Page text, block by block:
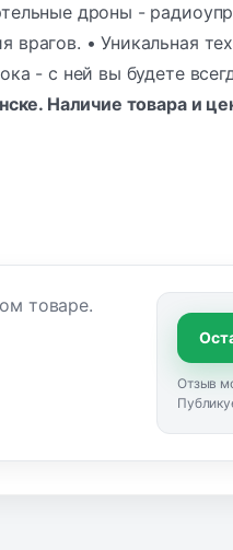
дроны -
• Уникальная
- с ней вы будете
Наличие товара и
товаре.
Отзыв